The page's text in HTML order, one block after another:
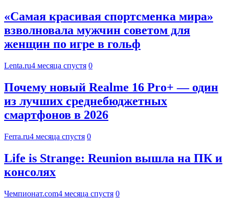
«Самая красивая спортсменка мира»
взволновала мужчин советом для
женщин по игре в гольф
Lenta.ru4 месяца спустя 0
Почему новый Realme 16 Pro+ — один
из лучших среднебюджетных
смартфонов в 2026
Ferra.ru4 месяца спустя 0
Life is Strange: Reunion вышла на ПК и
консолях
Чемпионат.com4 месяца спустя 0